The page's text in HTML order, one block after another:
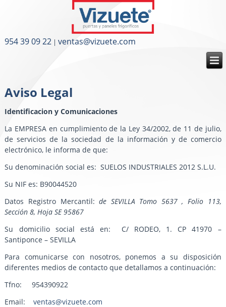
954 39 09 22| ventas@vizuete.com
Aviso Legal
Identificacion y Comunicaciones
La EMPRESA en cumplimiento de la Ley 34/2002, de 11 de julio,
de servicios de la sociedad de la información y de comercio
electrónico, le informa de que:
Su denominación social es: SUELOS INDUSTRIALES 2012 S.L.U.
Su NIF es: B90044520
Datos Registro Mercantil:de SEVILLA Tomo 5637 , Folio 113,
Sección 8, Hoja SE 95867
Su domicilio social está en: C/ RODEO, 1. CP 41970 –
Santiponce – SEVILLA
Para comunicarse con nosotros, ponemos a su disposición
diferentes medios de contacto que detallamos a continuación:
Tfno: 954390922
Email:ventas@vizuete.com